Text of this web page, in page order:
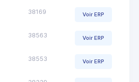
38169 Voir ERP
38563 Voir ERP
38553 Voir ERP